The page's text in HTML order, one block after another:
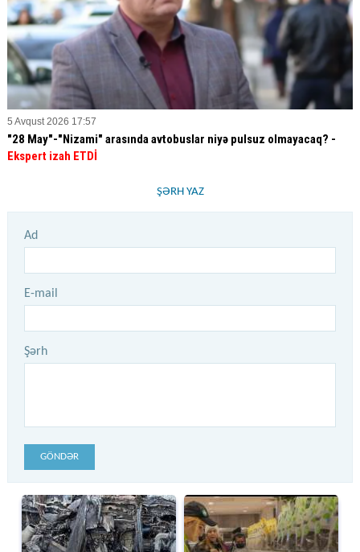
5 Avqust 2026 17:57
"28 May"-"Nizami" arasında avtobuslar niyə pulsuz olmayacaq? -
Ekspert izah ETDİ
ŞƏRH YAZ
Ad
E-mail
Şərh
GÖNDƏR